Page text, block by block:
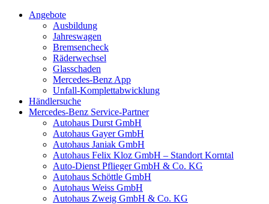
Angebote
Ausbildung
Jahreswagen
Bremsencheck
Räderwechsel
Glasschaden
Mercedes-Benz App
Unfall-Komplettabwicklung
Händlersuche
Mercedes-Benz Service-Partner
Autohaus Durst GmbH
Autohaus Gayer GmbH
Autohaus Janiak GmbH
Autohaus Felix Kloz GmbH – Standort Korntal
Auto-Dienst Pflieger GmbH & Co. KG
Autohaus Schöttle GmbH
Autohaus Weiss GmbH
Autohaus Zweig GmbH & Co. KG